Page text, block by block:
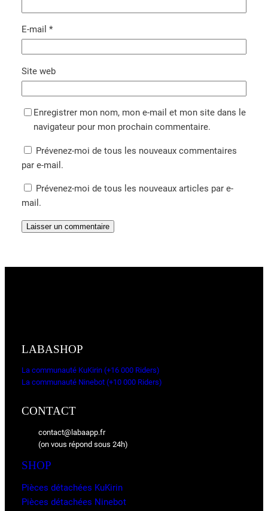
E-mail *
Site web
Enregistrer mon nom, mon e-mail et mon site dans le
navigateur pour mon prochain commentaire.
Prévenez-moi de tous les nouveaux commentaires
par e-mail.
Prévenez-moi de tous les nouveaux articles par e-
mail.
LABASHOP
La communauté KuKirin (+16 000 Riders)
La communauté Ninebot (+10 000 Riders)
CONTACT
contact@labaapp.fr
(on vous répond sous 24h)
SHOP
Pièces détachées KuKirin
Pièces détachées Ninebot